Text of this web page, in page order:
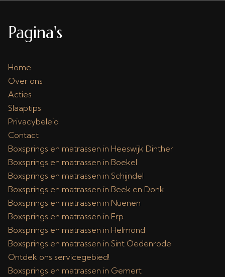
Pagina's
Home
Over ons
Acties
Slaaptips
Privacybeleid
Contact
Boxsprings en matrassen in Heeswijk Dinther
Boxsprings en matrassen in Boekel
Boxsprings en matrassen in Schijndel
Boxsprings en matrassen in Beek en Donk
Boxsprings en matrassen in Nuenen
Boxsprings en matrassen in Erp
Boxsprings en matrassen in Helmond
Boxsprings en matrassen in Sint Oedenrode
Ontdek ons servicegebied!
Boxsprings en matrassen in Gemert